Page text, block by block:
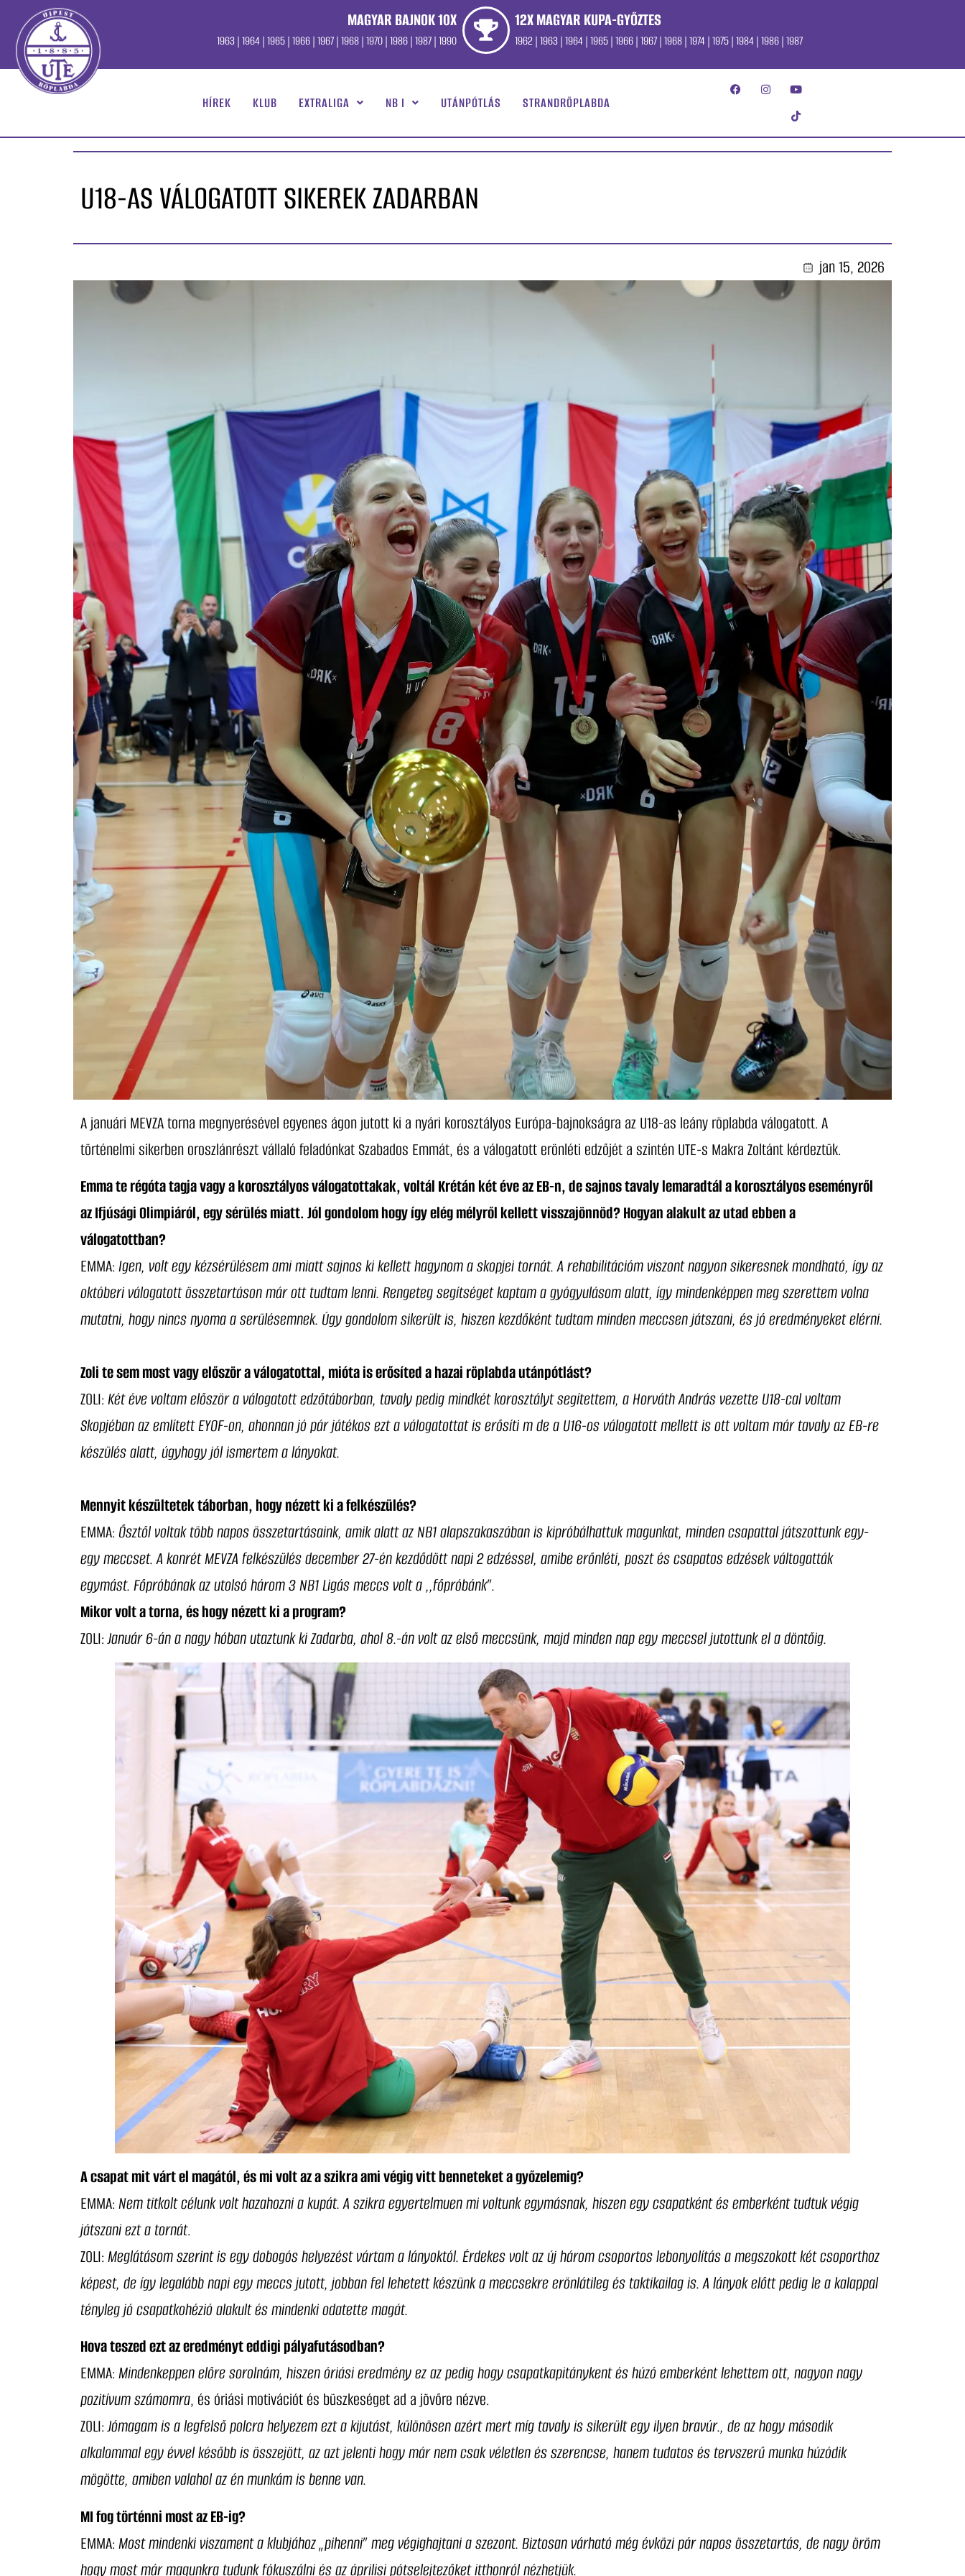
MAGYAR BAJNOK 10X
1963 | 1964 | 1965 | 1966 | 1967 | 1968 | 1970 | 1986 | 1987 | 1990
12X MAGYAR KUPA-GYŐZTES
1962 | 1963 | 1964 | 1965 | 1966 | 1967 | 1968 | 1974 | 1975 | 1984 | 1986 | 1987
HÍREK KLUB EXTRALIGA NB I UTÁNPÓTLÁS STRANDRÖPLABDA
U18-AS VÁLOGATOTT SIKEREK ZADARBAN
jan 15, 2026
A januári MEVZA torna megnyerésével egyenes ágon jutott ki a nyári korosztályos Európa-bajnokságra az U18-as leány röplabda válogatott. A
történelmi sikerben oroszlánrészt vállaló feladónkat Szabados Emmát, és a válogatott erönléti edzőjét a szintén UTE-s Makra Zoltánt kérdeztük.
Emma te régóta tagja vagy a korosztályos válogatottakak, voltál Krétán két éve az EB-n, de sajnos tavaly lemaradtál a korosztályos eseményről
az Ifjúsági Olimpiáról, egy sérülés miatt. Jól gondolom hogy így elég mélyről kellett visszajönnöd? Hogyan alakult az utad ebben a
válogatottban?
EMMA:Igen, volt egy kézsérülésem ami miatt sajnos ki kellett hagynom a skopjei tornát. A rehabilitációm viszont nagyon sikeresnek mondható, így az
októberi válogatott összetartáson már ott tudtam lenni. Rengeteg segítséget kaptam a gyógyulásom alatt, így mindenképpen meg szerettem volna
mutatni, hogy nincs nyoma a serülésemnek. Úgy gondolom sikerült is, hiszen kezdőként tudtam minden meccsen játszani, és jó eredményeket elérni.
Zoli te sem most vagy először a válogatottal, mióta is erősíted a hazai röplabda utánpótlást?
ZOLI:Két éve voltam először a válogatott edzőtáborban, tavaly pedig mindkét korosztályt segítettem, a Horváth András vezette U18-cal voltam
Skopjéban az említett EYOF-on, ahonnan jó pár játékos ezt a válogatottat is erősíti m de a U16-os válogatott mellett is ott voltam már tavaly az EB-re
készülés alatt, úgyhogy jól ismertem a lányokat.
Mennyit készültetek táborban, hogy nézett ki a felkészülés?
EMMA:Ősztől voltak több napos összetartásaink, amik alatt az NB1 alapszakaszában is kipróbálhattuk magunkat, minden csapattal játszottunk egy-
egy meccset. A konrét MEVZA felkészülés december 27-én kezdődött napi 2 edzéssel, amibe erőnléti, poszt és csapatos edzések váltogatták
egymást. Főpróbának az utolsó három 3 NB1 Ligás meccs volt a ,,főpróbánk”.
Mikor volt a torna, és hogy nézett ki a program?
ZOLI:Január 6-án a nagy hóban utaztunk ki Zadarba, ahol 8.-án volt az első meccsünk, majd minden nap egy meccsel jutottunk el a döntőig.
A csapat mit várt el magától, és mi volt az a szikra ami végig vitt benneteket a győzelemig?
EMMA:Nem titkolt célunk volt hazahozni a kupát. A szikra egyertelmuen mi voltunk egymásnak, hiszen egy csapatként és emberként tudtuk végig
játszani ezt a tornát.
ZOLI:Meglátásom szerint is egy dobogós helyezést vártam a lányoktól. Érdekes volt az új három csoportos lebonyolítás a megszokott két csoporthoz
képest, de így legalább napi egy meccs jutott, jobban fel lehetett készünk a meccsekre erönlátileg és taktikailag is. A lányok előtt pedig le a kalappal
tényleg jó csapatkohézió alakult és mindenki odatette magát.
Hova teszed ezt az eredményt eddigi pályafutásodban?
EMMA:Mindenkeppen előre sorolnám, hiszen óriási eredmény ez az pedig hogy csapatkapitánykent és húzó emberként lehettem ott, nagyon nagy
pozitívum számomra, és óriási motivációt és büszkeséget ad a jövőre nézve.
ZOLI:Jómagam is a legfelső polcra helyezem ezt a kijutást, különösen azért mert míg tavaly is sikerült egy ilyen bravúr., de az hogy második
alkalommal egy évvel később is összejött, az azt jelenti hogy már nem csak véletlen és szerencse, hanem tudatos és tervszerű munka húzódik
mögötte, amiben valahol az én munkám is benne van.
MI fog történni most az EB-ig?
EMMA:Most mindenki viszament a klubjához „pihenni” meg végighajtani a szezont. Biztosan várható még évközi pár napos összetartás, de nagy öröm
hogy most már magunkra tudunk fókuszálni és az áprilisi pótselejtezőket itthonról nézhetjük.